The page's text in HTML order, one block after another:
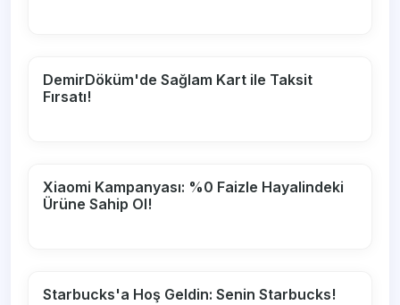
DemirDöküm'de Sağlam Kart ile Taksit
Fırsatı!
Xiaomi Kampanyası: %0 Faizle Hayalindeki
Ürüne Sahip Ol!
Starbucks'a Hoş Geldin: Senin Starbucks!